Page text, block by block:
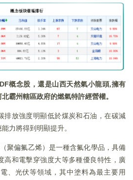
概念股，還是山西天然氣小龍頭,擁有
霸州轄區政府的燃氣特許經營權。
排放強度明顯低於煤炭和石油，在碳減
力將得到明顯提升。
聚偏氟乙烯）是一種含氟化學品，具備
高和電擊穿強度大等多種優良特性，廣
、光伏等領域，其中塗料為最主要用